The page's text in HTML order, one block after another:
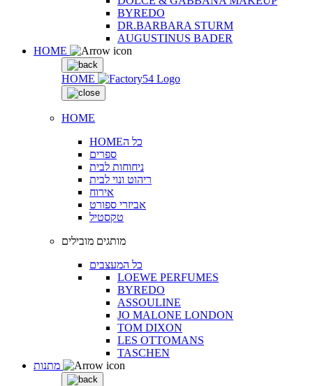
BYREDO
DR.BARBARA STURM
AUGUSTINUS BADER
HOME
HOME
HOME
HOMEכל ה
ספרים
ניחוחות לבית
ריהוט ונוי לבית
אירוח
אביזרי ספורט
טקסטיל
מותגים מובילים
כל המעצבים
LOEWE PERFUMES
BYREDO
ASSOULINE
JO MALONE LONDON
TOM DIXON
LES OTTOMANS
TASCHEN